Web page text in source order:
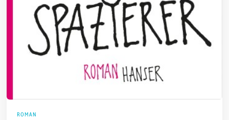
ROMAN